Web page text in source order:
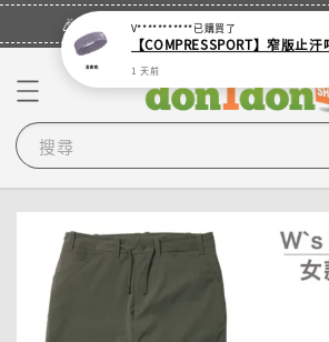
🎉登入會員・領取您的專屬折扣券！
搜尋
V***********已購買了
1 天前